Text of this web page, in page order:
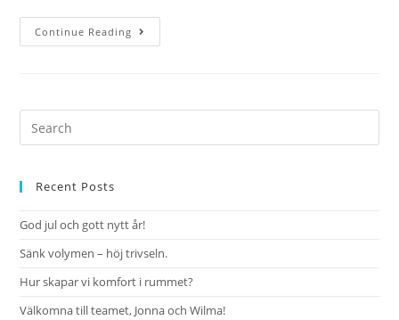
Continue Reading
Recent Posts
God jul och gott nytt år!
Sänk volymen – höj trivseln.
Hur skapar vi komfort i rummet?
Välkomna till teamet, Jonna och Wilma!